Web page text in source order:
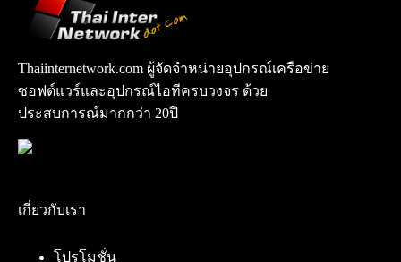
Thaiinternetwork.com ผู้จัดจำหน่ายอุปกรณ์เครือข่าย
ซอฟต์แวร์และอุปกรณ์ไอทีครบวงจร ด้วย
ประสบการณ์มากกว่า 20ปี
เกี่ยวกับเรา
โปรโมชั่น